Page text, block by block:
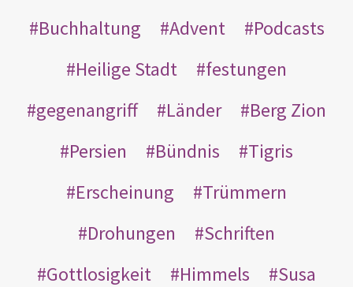
Buchhaltung
Advent
Podcasts
Heilige Stadt
festungen
gegenangriff
Länder
Berg Zion
Persien
Bündnis
Tigris
Erscheinung
Trümmern
Drohungen
Schriften
Gottlosigkeit
Himmels
Susa